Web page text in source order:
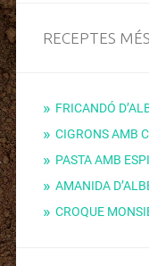
RECEPTES
FRICANDÓ
CIGRONS AMB
PASTA AMB
AMANIDA
CROQUE